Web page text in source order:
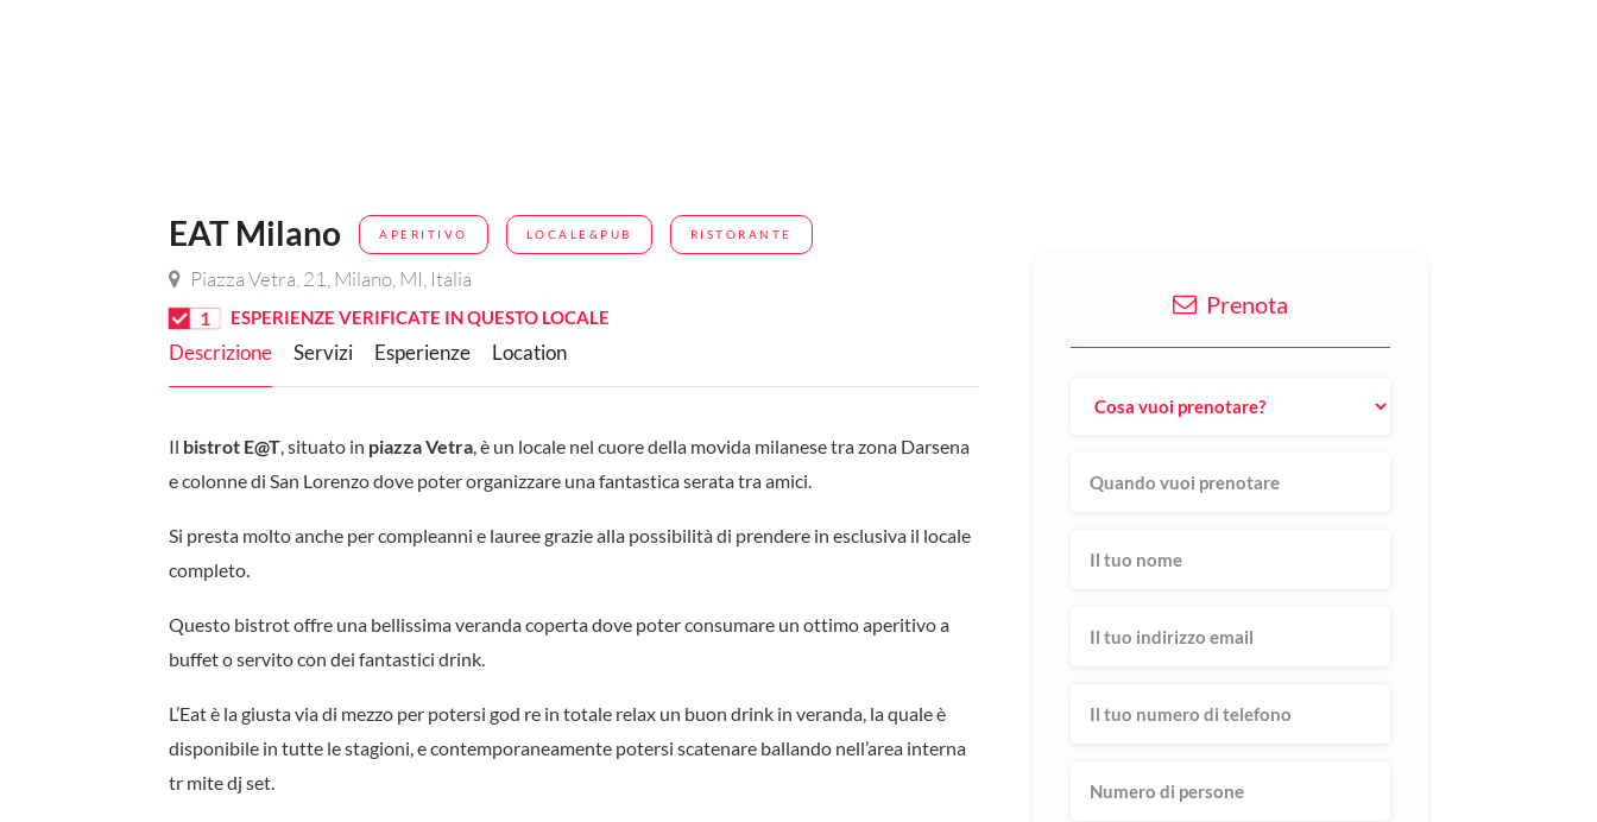
EAT Milano APERITIVO LOCALE&PUB RISTORANTE
Piazza Vetra, 21, Milano, MI, Italia
1 ESPERIENZE VERIFICATE IN QUESTO LOCALE
Descrizione Servizi Esperienze Location
Il bistrot E@T , situato in piazza Vetra , è un locale nel cuore della movida milanese tra zona Darsena
e colonne di San Lorenzo dove poter organizzare una fantastica serata tra amici.
Si presta molto anche per compleanni e lauree grazie alla possibilità di prendere in esclusiva il locale
completo.
Questo bistrot offre una bellissima veranda coperta dove poter consumare un ottimo aperitivo a
buffet o servito con dei fantastici drink.
L’Eat è la giusta via di mezzo per potersi god re in totale relax un buon drink in veranda, la quale è
disponibile in tutte le stagioni, e contemporaneamente potersi scatenare ballando nell’area interna
tr mite dj set.
Prenota